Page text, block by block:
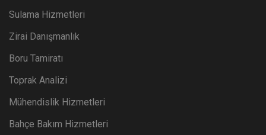
Sulama Hizmetleri
Zirai Danışmanlık
Boru Tamiratı
Toprak Analizi
Mühendislik Hizmetleri
Bahçe Bakım Hizmetleri